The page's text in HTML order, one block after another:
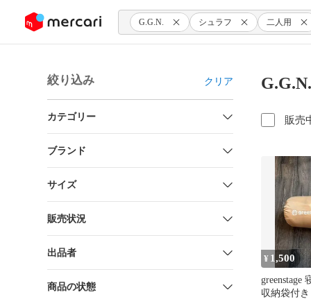
ツにスキップ G.G.N. シュラフ 二人用
絞り込み クリア
カテゴリー
ブランド
サイズ
販売状況
出品者
商品の状態
販売
¥ 1,500
greenstage
収納袋付き